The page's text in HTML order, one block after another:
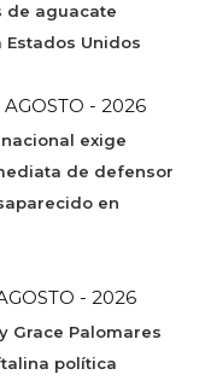
de aguacate
Estados Unidos
- 2026
exige
de defensor
en
- 2026
Grace Palomares
política